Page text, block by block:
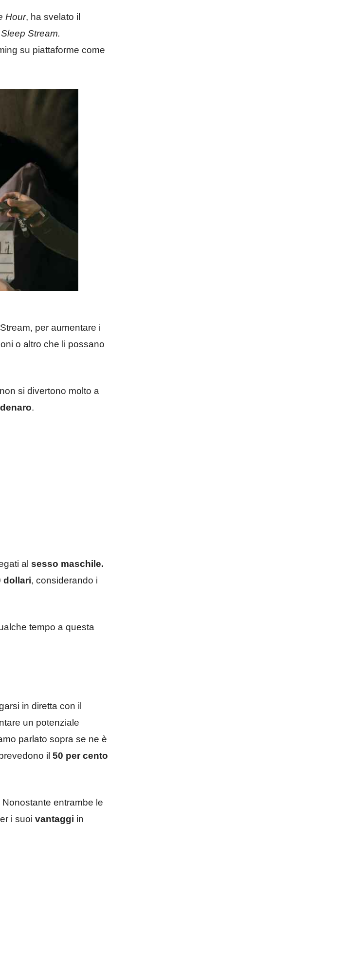
Hour, ha svelato il
Sleep Stream.
su piattaforme come
per aumentare i
o altro che li possano
si divertono molto a
denaro.
al sesso maschile.
dollari, considerando i
tempo a questa
in diretta con il
un potenziale
parlato sopra se ne è
il 50 per cento
entrambe le
i suoi vantaggi in